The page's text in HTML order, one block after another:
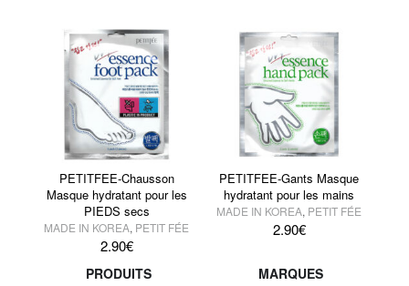
PETITFEE-Chausson
Masque hydratant pour les
PIEDS secs
MADE IN KOREA, PETIT FÉE
2.90€
PETITFEE-Gants Masque
hydratant pour les mains
MADE IN KOREA, PETIT FÉE
2.90€
PRODUITS
MARQUES